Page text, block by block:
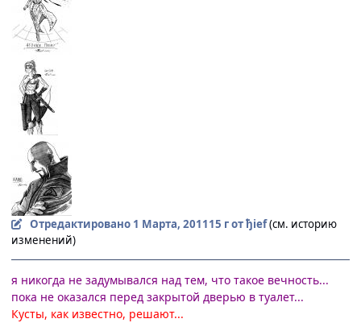
Отредактировано 1 Марта, 201115 гот ђief(см. историю
изменений)
я никогда не задумывался над тем, что такое вечность...
пока не оказался перед закрытой дверью в туалет...
Кусты, как известно, решают...